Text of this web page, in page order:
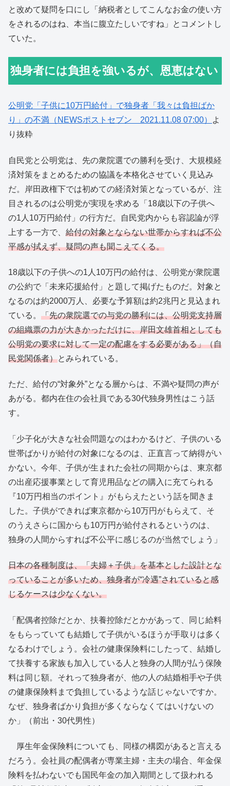
と改めて疑問を口にし「納税者としてこんなお金の使い方
をされるのはね、本当に腹立たしいですね」とコメントし
ていた。
独身者には負担を強いるが、恩恵はない
公明党「子供に10万円給付」で独身者「我々は負担ばか
り」の不満（NEWSポストセブン 2021.11.08 07:00）
よ
り抜粋
自民党と公明党は、先の衆院選での勝利を受け、大規模経
済対策をまとめるための協議を本格化させていく見込み
だ。岸田政権下では初めての経済対策となっているが、注
目されるのは公明党が実現を求める「18歳以下の子供へ
の1人10万円給付」の行方だ。自民党内からも容認論が浮
上する一方で、 給付の対象とならない世帯からすれば不公
平感が拭えず、疑問の声も聞こえてくる。
18歳以下の子供への1人10万円の給付は、公明党が衆院選
の公約で「未来応援給付」と題して掲げたものだ。対象と
なるのは約2000万人、必要な予算額は約2兆円と見込まれ
ている。 「先の衆院選での与党の勝利には、公明党支持層
の組織票の力が大きかっただけに、岸田文雄首相としても
公明党の要求に対して一定の配慮をする必要がある」（自
民党関係者）とみられている。
ただ、給付の“対象外”となる層からは、不満や疑問の声が
あがる。都内在住の会社員である30代独身男性はこう話
す。
「少子化が大きな社会問題なのはわかるけど、子供のいる
世帯ばかりが給付の対象になるのは、正直言って納得がい
かない。今年、子供が生まれた会社の同期からは、東京都
の出産応援事業として育児用品などの購入に充てられる
『10万円相当のポイント』がもらえたという話を聞きま
した。子供ができれば東京都から10万円がもらえて、そ
のうえさらに国からも10万円が給付されるというのは、
独身の人間からすれば不公平に感じるのが当然でしょう」
日本の各種制度は、「夫婦＋子供」を基本とした設計とな
っていることが多いため、独身者が“冷遇”されていると感
じるケースは少なくない。
「配偶者控除だとか、扶養控除だとかがあって、同じ給料
をもらっていても結婚して子供がいるほうが手取りは多く
なるわけでしょう。会社の健康保険料にしたって、結婚し
て扶養する家族も加入している人と独身の人間が払う保険
料は同じ額。それって独身者が、他の人の結婚相手や子供
の健康保険料まで負担しているような話じゃないですか。
なぜ、独身者ばかり負担が多くならなくてはいけないの
か」（前出・30代男性）
厚生年金保険料についても、同様の構図があると言える
だろう。会社員の配偶者が専業主婦・主夫の場合、年金保
険料を払わないでも国民年金の加入期間として扱われる